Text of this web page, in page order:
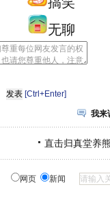
无聊
[Ctrl+Enter]
我来
直击归真堂养
网页 新闻